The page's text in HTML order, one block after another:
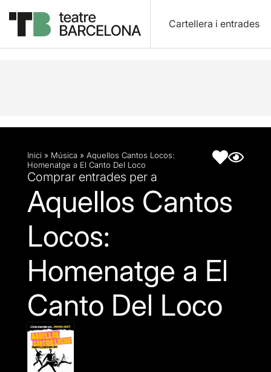
Cartellera i entrades
Descripció Fitxa artística
Inici » Música » Aquellos Cantos Locos:
Homenatge a El Canto Del Loco
Comprar entrades per a
Aquellos Cantos
Locos:
Homenatge a El
Canto Del Loco